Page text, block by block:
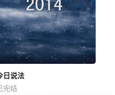
日说法
完结